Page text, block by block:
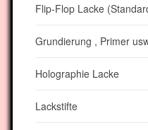
Flip-Flop Lacke
Grundierung , Primer
Holographie Lacke
Lackstifte